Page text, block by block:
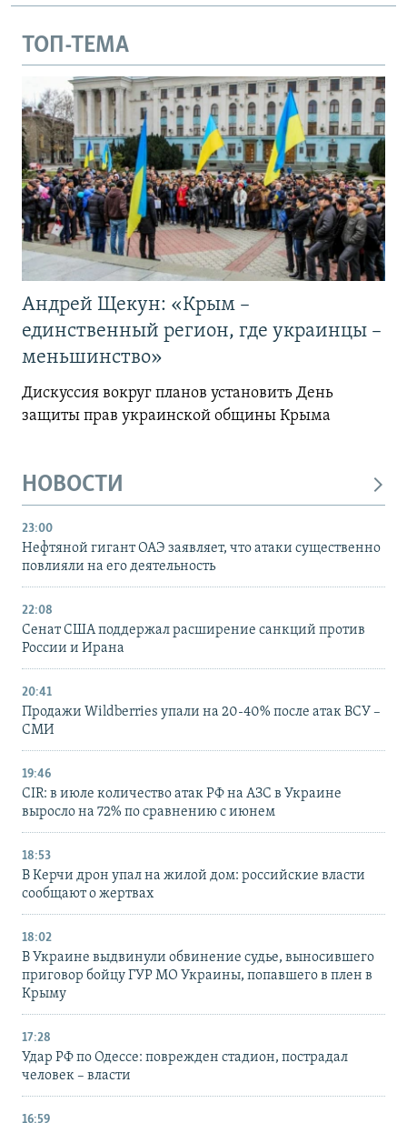
ТОП-ТЕМА
Андрей Щекун: «Крым –
единственный регион, где украинцы –
меньшинство»
Дискуссия вокруг планов установить День
защиты прав украинской общины Крыма
НОВОСТИ
23:00
Нефтяной гигант ОАЭ заявляет, что атаки существенно
повлияли на его деятельность
22:08
Сенат США поддержал расширение санкций против
России и Ирана
20:41
Продажи Wildberries упали на 20-40% после атак ВСУ –
СМИ
19:46
CIR: в июле количество атак РФ на АЗС в Украине
выросло на 72% по сравнению с июнем
18:53
В Керчи дрон упал на жилой дом: российские власти
сообщают о жертвах
18:02
В Украине выдвинули обвинение судье, выносившего
приговор бойцу ГУР МО Украины, попавшего в плен в
Крыму
17:28
Удар РФ по Одессе: поврежден стадион, пострадал
человек – власти
16:59